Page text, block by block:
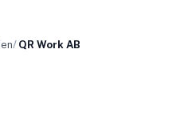
QR Work AB